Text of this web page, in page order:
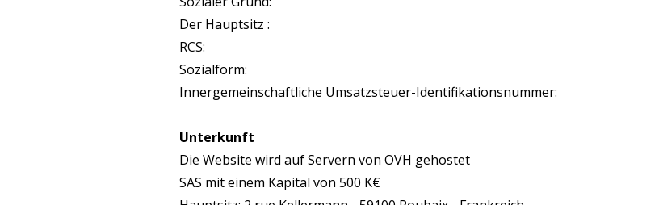
Der Hauptsitz :
RCS:
Sozialform:
Innergemeinschaftliche Umsatzsteuer-Identifikationsnummer:
Unterkunft
Die Website wird auf Servern von OVH gehostet
SAS mit einem Kapital von 500 K€